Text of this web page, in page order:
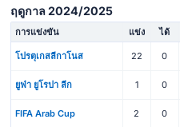
ฤดูกาล 2024/2025
การแข่งขัน แข่ง ได้
โปรตุเกสลีกาโนส 22 0
ยูฟ่า ยูโรปา ลีก 1 0
FIFA Arab Cup 2 0